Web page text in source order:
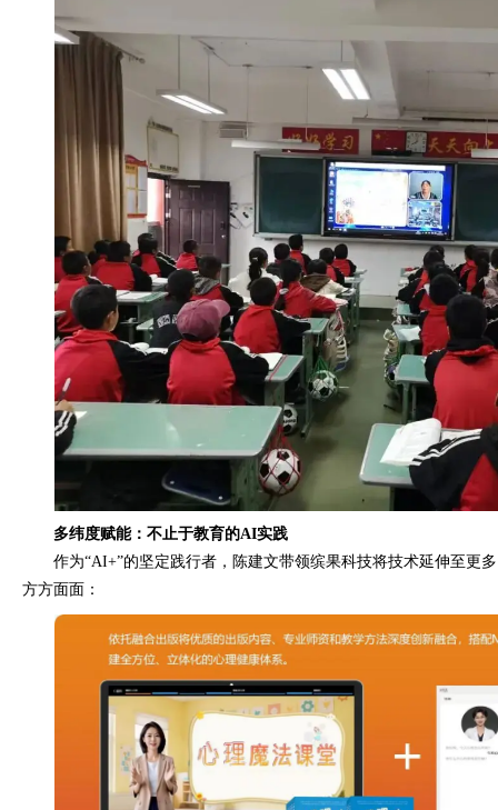
多纬度赋能：不止于教育的AI实践
作为“AI+”的坚定践行者，陈建文带领缤果科技将技术延伸至更
方方面面：